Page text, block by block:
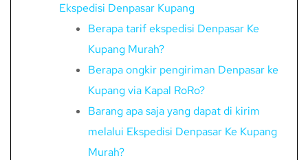
Ekspedisi Denpasar Kupang
Berapa tarif ekspedisi Denpasar Ke
Kupang Murah?
Berapa ongkir pengiriman Denpasar ke
Kupang via Kapal RoRo?
Barang apa saja yang dapat di kirim
melalui Ekspedisi Denpasar Ke Kupang
Murah?